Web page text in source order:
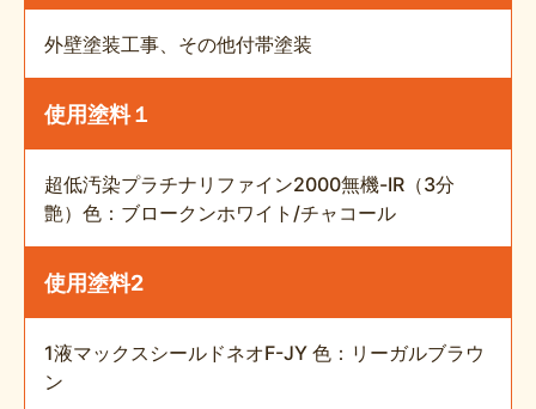
外壁塗装工事、その他付帯塗装
使用塗料１
超低汚染プラチナリファイン2000無機-IR（3分
艶）色：ブロークンホワイト/チャコール
使用塗料2
1液マックスシールドネオF-JY 色：リーガルブラウ
ン